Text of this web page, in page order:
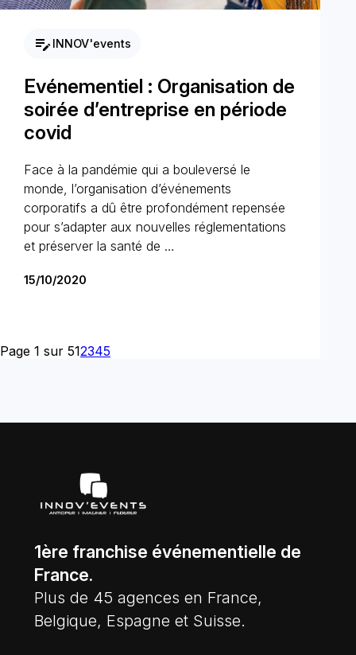
edit_note INNOV'events
Evénementiel : Organisation de
soirée d’entreprise en période
covid
Face à la pandémie qui a bouleversé le
monde, l’organisation d’événements
corporatifs a dû être profondément repensée
pour s’adapter aux nouvelles réglementations
et préserver la santé de …
15/10/2020
Page 1 sur 512345
1ère franchise événementielle de
France.
Plus de 45 agences en France,
Belgique, Espagne et Suisse.